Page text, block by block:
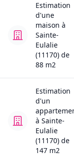
Estimation
d'une
maison à
Sainte-
Eulalie
(11170) de
88 m2
Estimation
d'un
à Sainte-
Eulalie
(11170) de
147 m2